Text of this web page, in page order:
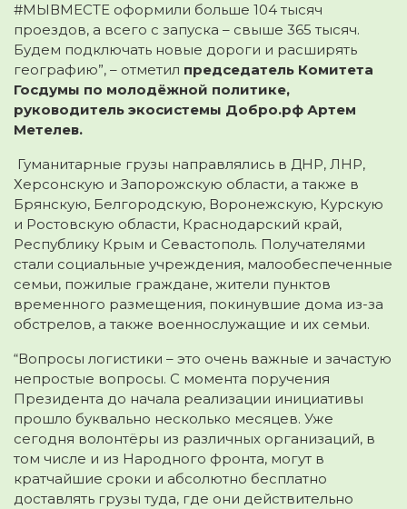
#МЫВМЕСТЕ оформили больше 104 тысяч
проездов, а всего с запуска – свыше 365 тысяч.
Будем подключать новые дороги и расширять
географию”, – отметил председатель Комитета
Госдумы по молодёжной политике,
руководитель экосистемы Добро.рф Артем
Метелев.
Гуманитарные грузы направлялись в ДНР, ЛНР,
Херсонскую и Запорожскую области, а также в
Брянскую, Белгородскую, Воронежскую, Курскую
и Ростовскую области, Краснодарский край,
Республику Крым и Севастополь. Получателями
стали социальные учреждения, малообеспеченные
семьи, пожилые граждане, жители пунктов
временного размещения, покинувшие дома из-за
обстрелов, а также военнослужащие и их семьи.
“Вопросы логистики – это очень важные и зачастую
непростые вопросы. С момента поручения
Президента до начала реализации инициативы
прошло буквально несколько месяцев. Уже
сегодня волонтёры из различных организаций, в
том числе и из Народного фронта, могут в
кратчайшие сроки и абсолютно бесплатно
доставлять грузы туда, где они действительно